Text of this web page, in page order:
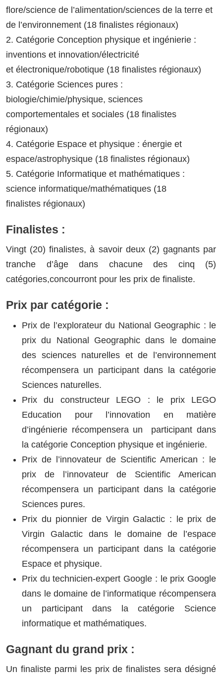
flore/science de l’alimentation/sciences de la terre et
de l’environnement (18 finalistes régionaux)
2. Catégorie Conception physique et ingénierie :
inventions et innovation/électricité
et électronique/robotique (18 finalistes régionaux)
3. Catégorie Sciences pures :
biologie/chimie/physique, sciences
comportementales et sociales (18 finalistes
régionaux)
4. Catégorie Espace et physique : énergie et
espace/astrophysique (18 finalistes régionaux)
5. Catégorie Informatique et mathématiques :
science informatique/mathématiques (18
finalistes régionaux)
Finalistes :
Vingt (20) finalistes, à savoir deux (2) gagnants par
tranche d’âge dans chacune des cinq (5)
catégories,concourront pour les prix de finaliste.
Prix par catégorie :
Prix de l’explorateur du National Geographic : le
prix du National Geographic dans le domaine
des sciences naturelles et de l’environnement
récompensera un participant dans la catégorie
Sciences naturelles.
Prix du constructeur LEGO : le prix LEGO
Education pour l’innovation en matière
d’ingénierie récompensera un participant dans
la catégorie Conception physique et ingénierie.
Prix de l’innovateur de Scientific American : le
prix de l’innovateur de Scientific American
récompensera un participant dans la catégorie
Sciences pures.
Prix du pionnier de Virgin Galactic : le prix de
Virgin Galactic dans le domaine de l’espace
récompensera un participant dans la catégorie
Espace et physique.
Prix du technicien-expert Google : le prix Google
dans le domaine de l’informatique récompensera
un participant dans la catégorie Science
informatique et mathématiques.
Gagnant du grand prix :
Un finaliste parmi les prix de finalistes sera désigné